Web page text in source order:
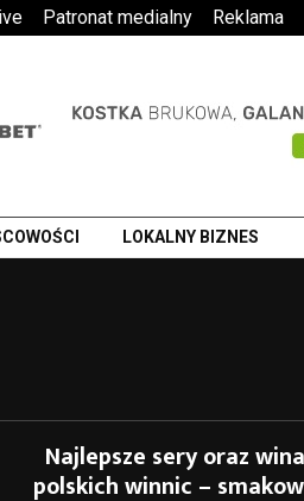
Patronat medialny Reklama
LOKALNY BIZNES
Najlepsze sery oraz
polskich winnic –